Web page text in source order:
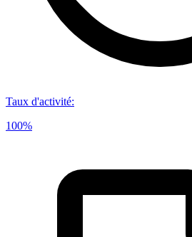
Taux d'activité:
100%